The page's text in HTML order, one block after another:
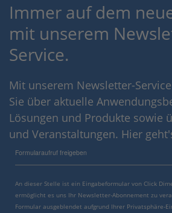
Immer auf dem
mit unserem
Service.
Mit unserem Newsletter-
Sie über aktuelle
Lösungen und Produkte sowie
und Veranstaltungen. Hier
Formularaufruf freigeben
An dieser Stelle ist ein Eingabeformular von Click
ermöglicht es uns Ihr Newsletter-Abonnement zu
Formular ausgeblendet aufgrund Ihrer Privatsphäre-